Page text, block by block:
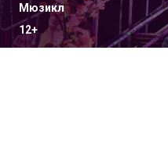
Мюзикл
12+